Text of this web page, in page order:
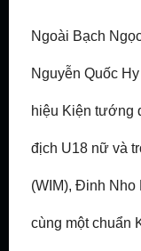
Ngoài Bạch
Nguyễn Quốc
hiệu Kiện tướng
địch U18 nữ và
(WIM), Đinh Nho
cùng một chuẩn